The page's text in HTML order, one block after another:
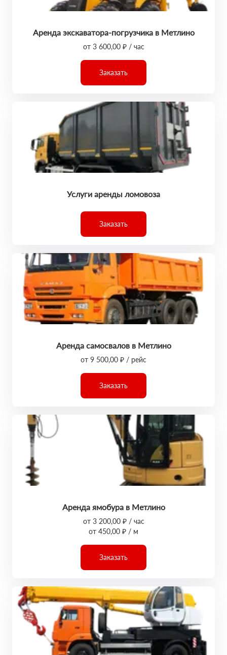
Аренда экскаватора-погрузчика в Метлино
от 3 600,00 ₽ / час
Заказать
Услуги аренды ломовоза
Заказать
Аренда самосвалов в Метлино
от 9 500,00 ₽ / рейс
Заказать
Аренда ямобура в Метлино
от 3 200,00 ₽ / час
от 450,00 ₽ / м
Заказать